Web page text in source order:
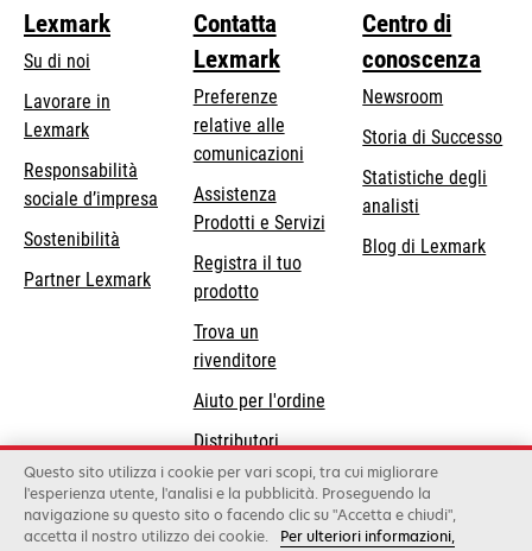
Lexmark
Su di noi
Lavorare in
Lexmark
Responsabilità
sociale d’impresa
scheda
Sostenibilità
Partner Lexmark
Contatta
Lexmark
Preferenze
relative alle
comunicazioni
Assistenza
Prodotti e Servizi
Registra il tuo
prodotto
Trova un
rivenditore
Aiuto per l'ordine
Distributori
Lexmark
Centro di
conoscenza
Newsroom
Storia di Successo
Statistiche degli
analisti
Blog di Lexmark
Lexmark International, Inc., a Xerox Company
Questo sito utilizza i cookie per vari scopi, tra cui migliorare
l'esperienza utente, l'analisi e la pubblicità. Proseguendo la
navigazione su questo sito o facendo clic su "Accetta e chiudi",
accetta il nostro utilizzo dei cookie.
Per ulteriori informazioni,